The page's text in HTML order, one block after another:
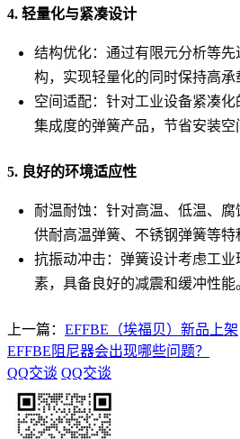
4. 轻量化与紧凑设计
结构优化：通过有限元分析等
构，实现轻量化的同时保持高承
空间适配：针对工业设备紧凑
集成度的弹簧产品，节省安装空
5. 良好的环境适应性
耐温耐蚀：针对高温、低温、
供耐高温弹簧、不锈钢弹簧等特
抗振动冲击：弹簧设计考虑工
素，具备良好的减震和缓冲性能。
上一篇： EFFBE（埃福贝）新品上架
EFFBE阻尼器会出现哪些问题？
QQ交谈 QQ交谈